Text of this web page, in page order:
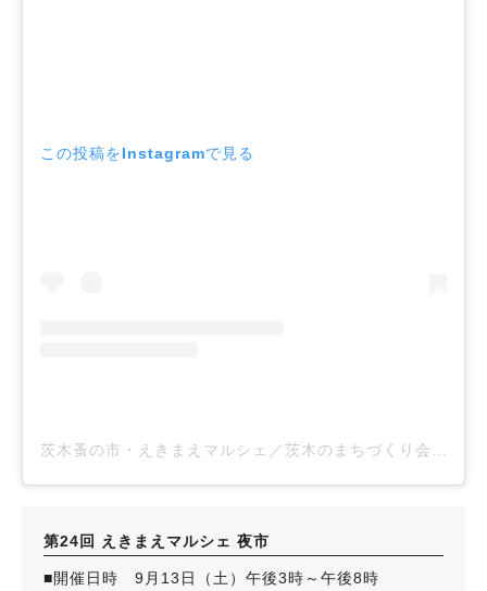
この投稿をInstagramで見る
第24回 えきまえマルシェ 夜市
■開催日時 9月13日（土）午後3時～午後8時